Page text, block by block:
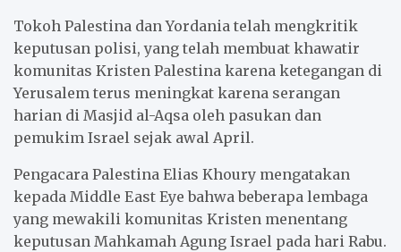
Tokoh Palestina dan Yordania telah mengkritik
keputusan polisi, yang telah membuat khawatir
komunitas Kristen Palestina karena ketegangan di
Yerusalem terus meningkat karena serangan
harian di Masjid al-Aqsa oleh pasukan dan
pemukim Israel sejak awal April.
Pengacara Palestina Elias Khoury mengatakan
kepada Middle East Eye bahwa beberapa lembaga
yang mewakili komunitas Kristen menentang
keputusan Mahkamah Agung Israel pada hari Rabu.